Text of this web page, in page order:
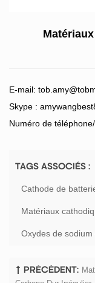
E-mail:
Skype :
Numéro de
TAGS ASSOCIÉS :
Cathode de
Matériaux
Oxydes de
PRÉCÉDENT: